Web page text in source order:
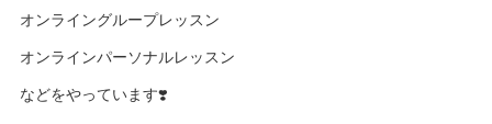
オンライングループレッスン
オンラインパーソナルレッスン
などをやっています❣️